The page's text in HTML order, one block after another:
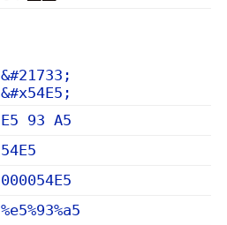
&#21733;
&#x54E5;
E5 93 A5
54E5
000054E5
%e5%93%a5